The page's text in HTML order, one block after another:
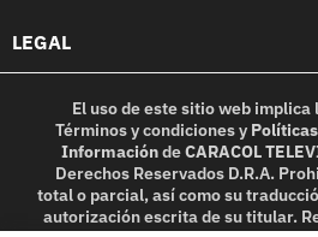
LEGAL
El uso de este sitio web implica
Términos y condicionesy
InformacióndeCARACOL
Derechos Reservados D.R.A.
total o parcial, así como su
autorización escrita de su titular.